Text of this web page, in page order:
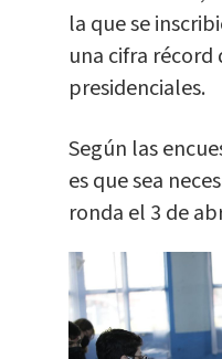
la que se
una cifra récord
presidenciales.
Según las
es que sea
ronda el 3 de